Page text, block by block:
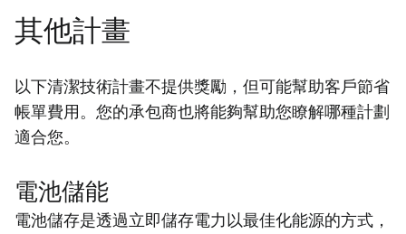
其他計畫
以下清潔技術計畫不提供獎勵，但可能幫助客戶節省
帳單費用。您的承包商也將能夠幫助您瞭解哪種計劃
適合您。
電池儲能
電池儲存是透過立即儲存電力以最佳化能源的方式，